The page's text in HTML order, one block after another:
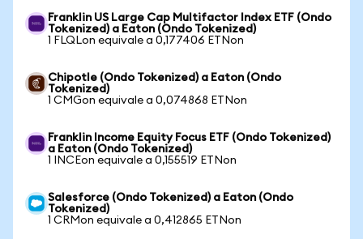
Franklin US Large Cap Multifactor Index ETF (Ondo
Tokenized) a Eaton (Ondo Tokenized)
1 FLQLon equivale a 0,177406 ETNon
Chipotle (Ondo Tokenized) a Eaton (Ondo
Tokenized)
1 CMGon equivale a 0,074868 ETNon
Franklin Income Equity Focus ETF (Ondo Tokenized)
a Eaton (Ondo Tokenized)
1 INCEon equivale a 0,155519 ETNon
Salesforce (Ondo Tokenized) a Eaton (Ondo
Tokenized)
1 CRMon equivale a 0,412865 ETNon